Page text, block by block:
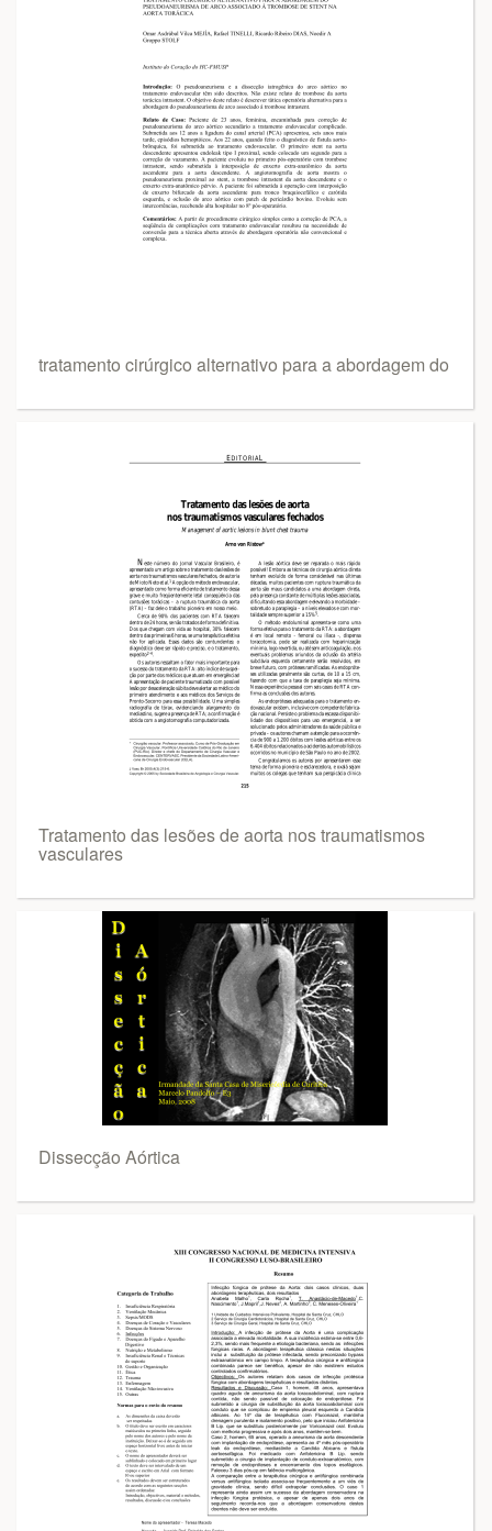
tratamento cirúrgico alternativo para a abordagem do
Tratamento das lesões de aorta nos traumatismos
vasculares
Dissecção Aórtica